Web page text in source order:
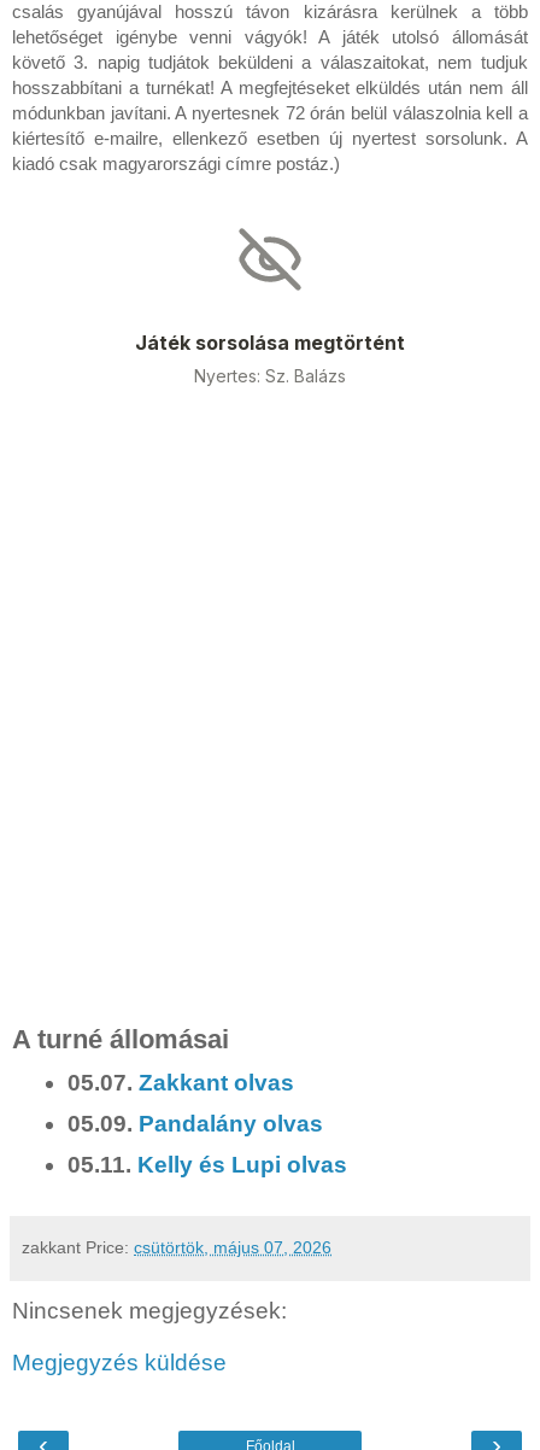
csalás gyanújával hosszú távon kizárásra kerülnek a több
lehetőséget igénybe venni vágyók! A játék utolsó állomását
követő 3. napig tudjátok beküldeni a válaszaitokat, nem tudjuk
hosszabbítani a turnékat! A megfejtéseket elküldés után nem áll
módunkban javítani. A nyertesnek 72 órán belül válaszolnia kell a
kiértesítő e-mailre, ellenkező esetben új nyertest sorsolunk. A
kiadó csak magyarországi címre postáz.)
A turné állomásai
05.07.Zakkant olvas
05.09. Pandalány olvas
05.11. Kelly és Lupi olvas
zakkant Price: csütörtök, május 07, 2026
Nincsenek megjegyzések:
Megjegyzés küldése
Főoldal